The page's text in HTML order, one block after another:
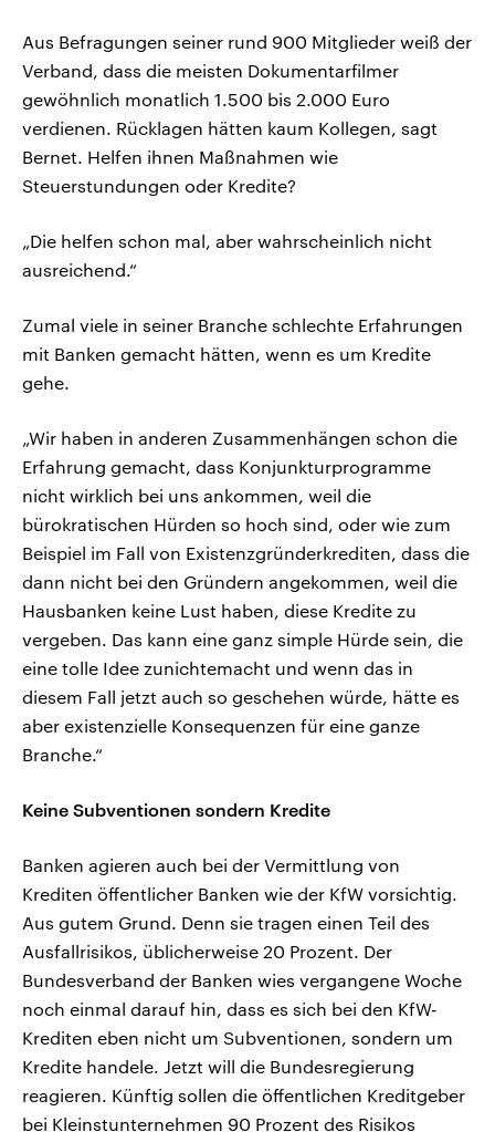
Aus Befragungen seiner rund 900 Mitglieder weiß der
Verband, dass die meisten Dokumentarfilmer
gewöhnlich monatlich 1.500 bis 2.000 Euro
verdienen. Rücklagen hätten kaum Kollegen, sagt
Bernet. Helfen ihnen Maßnahmen wie
Steuerstundungen oder Kredite?
„Die helfen schon mal, aber wahrscheinlich nicht
ausreichend.“
Zumal viele in seiner Branche schlechte Erfahrungen
mit Banken gemacht hätten, wenn es um Kredite
gehe.
„Wir haben in anderen Zusammenhängen schon die
Erfahrung gemacht, dass Konjunkturprogramme
nicht wirklich bei uns ankommen, weil die
bürokratischen Hürden so hoch sind, oder wie zum
Beispiel im Fall von Existenzgründerkrediten, dass die
dann nicht bei den Gründern angekommen, weil die
Hausbanken keine Lust haben, diese Kredite zu
vergeben. Das kann eine ganz simple Hürde sein, die
eine tolle Idee zunichtemacht und wenn das in
diesem Fall jetzt auch so geschehen würde, hätte es
aber existenzielle Konsequenzen für eine ganze
Branche.“
Keine Subventionen sondern Kredite
Banken agieren auch bei der Vermittlung von
Krediten öffentlicher Banken wie der KfW vorsichtig.
Aus gutem Grund. Denn sie tragen einen Teil des
Ausfallrisikos, üblicherweise 20 Prozent. Der
Bundesverband der Banken wies vergangene Woche
noch einmal darauf hin, dass es sich bei den KfW-
Krediten eben nicht um Subventionen, sondern um
Kredite handele. Jetzt will die Bundesregierung
reagieren. Künftig sollen die öffentlichen Kreditgeber
bei Kleinstunternehmen 90 Prozent des Risikos